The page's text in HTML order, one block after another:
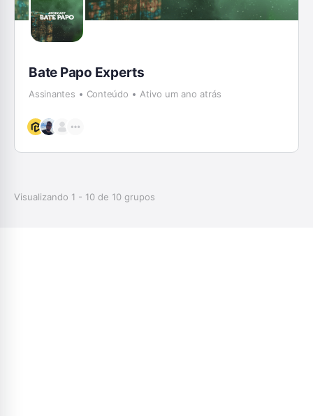
Bate Papo Experts
Assinantes Conteúdo Ativo um ano atrás
Visualizando 1 - 10 de 10 grupos